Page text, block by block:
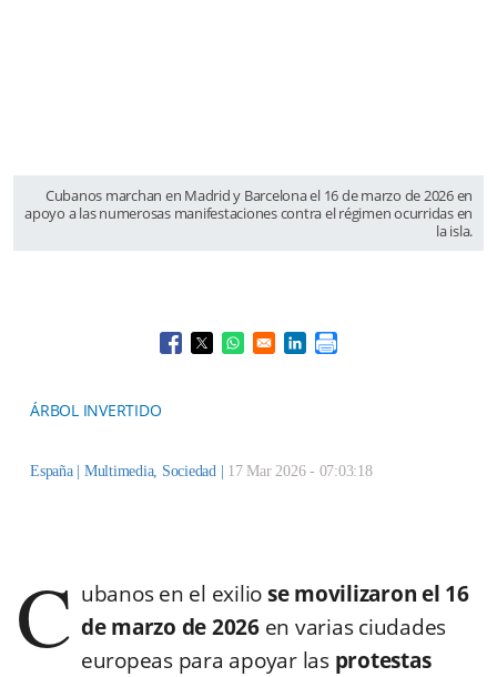
Cubanos marchan en Madrid y Barcelona el 16 de marzo de 2026 en
apoyo a las numerosas manifestaciones contra el régimen ocurridas en
la isla.
Opens in a new window
Opens in a new window
Opens in a new window
Opens in a new window
ÁRBOL INVERTIDO
Multimedia, Sociedad 17 Mar 2026 - 07:03:18
C ubanos en el exiliose movilizaron el 16
de marzo de 2026en varias ciudades
europeas para apoyar las protestas